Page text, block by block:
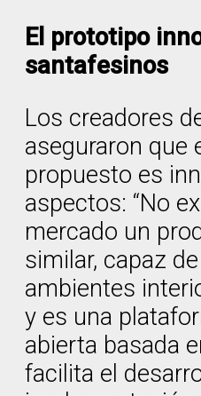
El prototipo
santafesinos
Los creadores
aseguraron que
propuesto es
aspectos: “No
mercado un
similar, capaz
ambientes
y es una
abierta basada
facilita el